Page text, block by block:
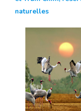
naturelles